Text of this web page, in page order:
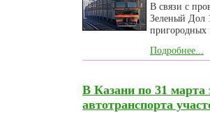
В связи с
Зеленый Дол
пригородных
Подробнее...
В Казани по 31
автотранспорта